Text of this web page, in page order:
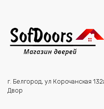
г. Белгород, ул Корочанская
Двор